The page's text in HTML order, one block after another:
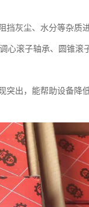
挡灰尘、水分等杂质
心滚子轴承、圆锥滚
突出，能帮助设备降